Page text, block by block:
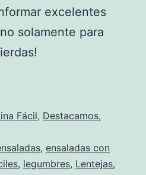
excelentes
solamente para
Fácil, Destacamos,
, ensaladas con
, legumbres, Lentejas,